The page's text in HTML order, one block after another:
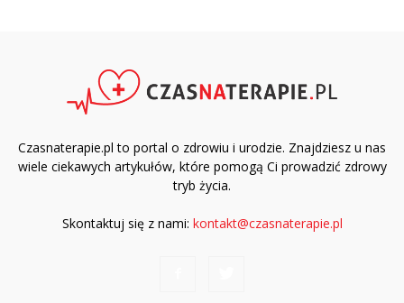
Czasnaterapie.pl to portal o zdrowiu i urodzie. Znajdziesz u nas
wiele ciekawych artykułów, które pomogą Ci prowadzić zdrowy
tryb życia.
Skontaktuj się z nami: kontakt@czasnaterapie.pl